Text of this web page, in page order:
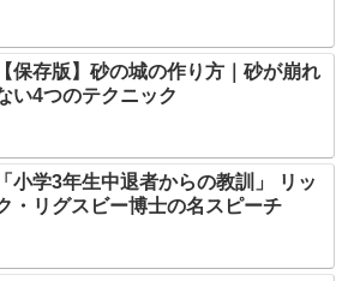
【保存版】砂の城の作り方｜砂が崩れ
い4つのテクニック
「小学3年生中退者からの教訓」 リッ
・リグスビー博士の名スピーチ